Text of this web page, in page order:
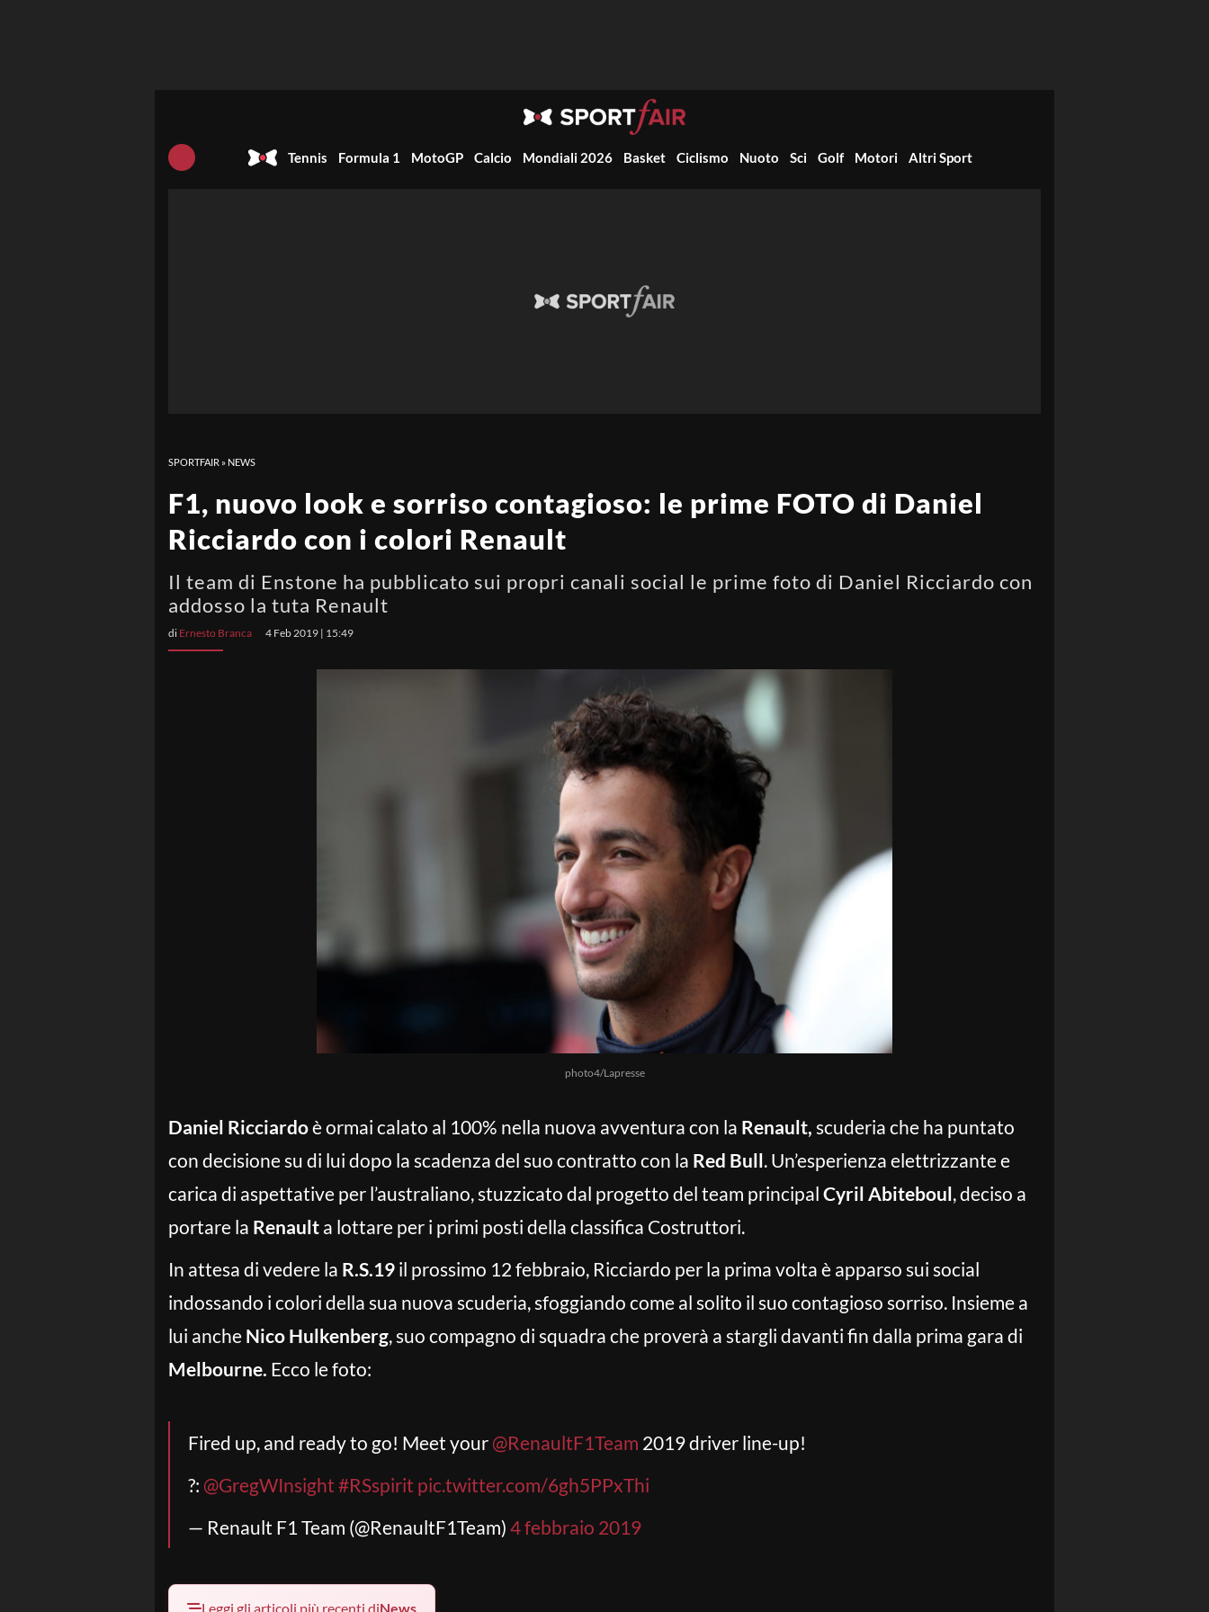
Tennis Formula 1 MotoGP Calcio Mondiali 2026 Basket Ciclismo Nuoto Sci Golf Motori Altri Sport
SPORTFAIR » NEWS
F1, nuovo look e sorriso contagioso: le prime FOTO di Daniel
Ricciardo con i colori Renault
Il team di Enstone ha pubblicato sui propri canali social le prime foto di Daniel Ricciardo con
addosso la tuta Renault
di Ernesto Branca 4 Feb 2019 | 15:49
photo4/Lapresse
Daniel Ricciardoè ormai calato al 100% nella nuova avventura con la Renault, scuderia che ha puntato
con decisione su di lui dopo la scadenza del suo contratto con la Red Bull. Un’esperienza elettrizzante e
carica di aspettative per l’australiano, stuzzicato dal progetto del team principal Cyril Abiteboul, deciso a
portare la Renault a lottare per i primi posti della classifica Costruttori.
In attesa di vedere la R.S.19 il prossimo 12 febbraio, Ricciardo per la prima volta è apparso sui social
indossando i colori della sua nuova scuderia, sfoggiando come al solito il suo contagioso sorriso. Insieme a
lui anche Nico Hulkenberg, suo compagno di squadra che proverà a stargli davanti fin dalla prima gara di
Melbourne. Ecco le foto:
Fired up, and ready to go! Meet your @RenaultF1Team 2019 driver line-up!
?: @GregWInsight #RSspirit pic.twitter.com/6gh5PPxThi
— Renault F1 Team (@RenaultF1Team) 4 febbraio 2019
Leggi gli articoli più recenti diNews